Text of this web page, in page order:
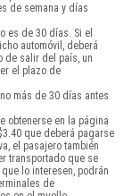
de semana y días
es de 30 días. Si el
automóvil, deberá
de salir del país, un
el plazo de
más de 30 días antes
obtenerse en la página
que deberá pagarse
el pasajero también
transportado que se
lo interesen, podrán
de